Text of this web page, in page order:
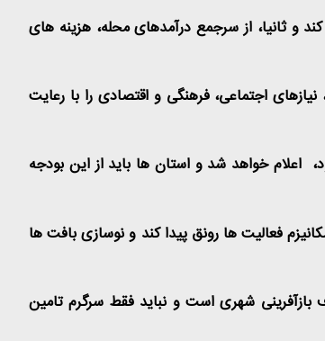
و ثانیا، از سرجمع درآمدهای محله، هزینه های
اجتماعی، فرهنگی و اقتصادی را با رعایت
اعلام خواهد شد و استان ها باید از این بودجه
فعالیت ها رونق پیدا کند و نوسازی بافت ها
شهری است و نباید فقط سرگرم تامین